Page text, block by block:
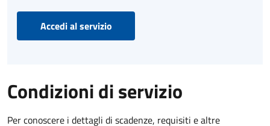
Accedi al servizio
Condizioni di servizio
Per conoscere i dettagli di scadenze, requisiti e altre